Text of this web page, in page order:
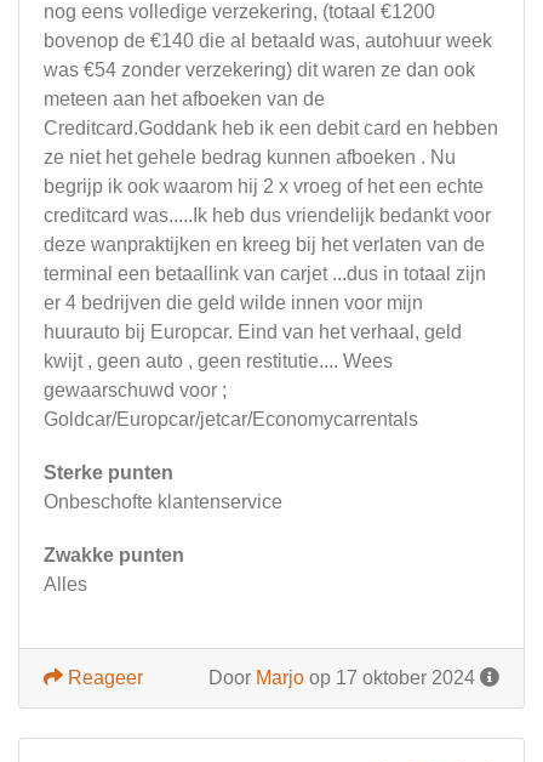
nog eens volledige verzekering, (totaal €1200
bovenop de €140 die al betaald was, autohuur week
was €54 zonder verzekering) dit waren ze dan ook
meteen aan het afboeken van de
Creditcard.Goddank heb ik een debit card en hebben
ze niet het gehele bedrag kunnen afboeken . Nu
begrijp ik ook waarom hij 2 x vroeg of het een echte
creditcard was.....Ik heb dus vriendelijk bedankt voor
deze wanpraktijken en kreeg bij het verlaten van de
terminal een betaallink van carjet ...dus in totaal zijn
er 4 bedrijven die geld wilde innen voor mijn
huurauto bij Europcar. Eind van het verhaal, geld
kwijt , geen auto , geen restitutie.... Wees
gewaarschuwd voor ;
Goldcar/Europcar/jetcar/Economycarrentals
Sterke punten
Onbeschofte klantenservice
Zwakke punten
Alles
Door Marjo op 17 oktober 2024
Reageer